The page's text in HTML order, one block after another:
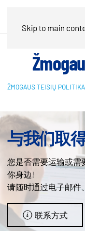
Skip to main
ŽMOGAUS TEISIŲ
与我们取
您是否需要运输或需
你身边!
请随时通过电子邮件
联系方式